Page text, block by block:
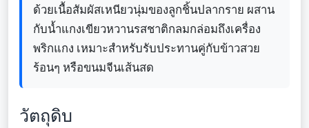
ด้วยเนื้อสัมผัสเหนียวนุ่มของลูกชิ้นปลากราย ผสาน
กับน้ำแกงเขียวหวานรสชาติกลมกล่อมถึงเครื่อง
พริกแกง เหมาะสำหรับรับประทานคู่กับข้าวสวย
ร้อนๆ หรือขนมจีนเส้นสด
วัตถุดิบ